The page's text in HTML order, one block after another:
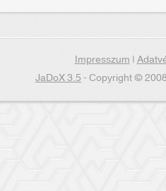
Impresszum|
JaDoX 3.5- Copyright ©